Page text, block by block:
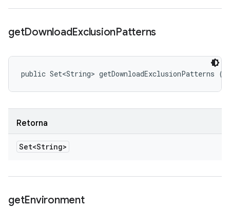
getDownloadExclusionPatterns
public Set<String> getDownloadExclusionPatterns ()
Retorna
Set<String>
getEnvironment